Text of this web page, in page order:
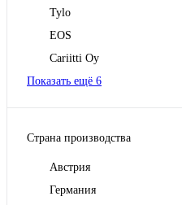
Tylo
EOS
Cariitti Oy
Показать ещё 6
Страна производства
Австрия
Германия